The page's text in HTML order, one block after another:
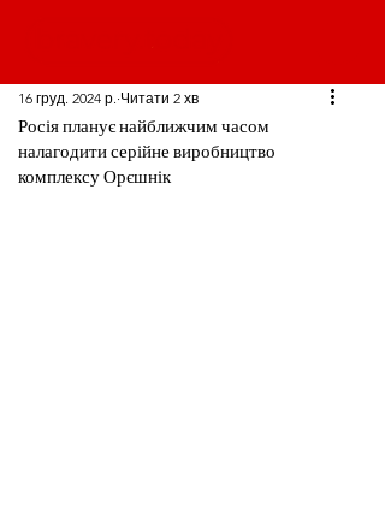
Росія планує найближчим часом
налагодити серійне виробництво
комплексу Орєшнік
16 груд. 2024 р. Читати 2 хв